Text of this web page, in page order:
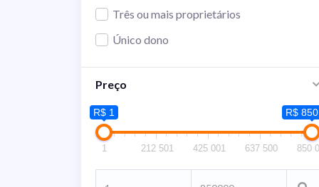
Três ou mais proprietários
Único dono
Preço
R$ 1 R$
1 212 501 425 001 637 500 850